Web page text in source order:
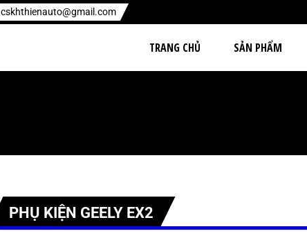
cskhthienauto@gmail.com
TRANG CHỦ SẢN PHẨM
PHỤ KIỆN GEELY EX2